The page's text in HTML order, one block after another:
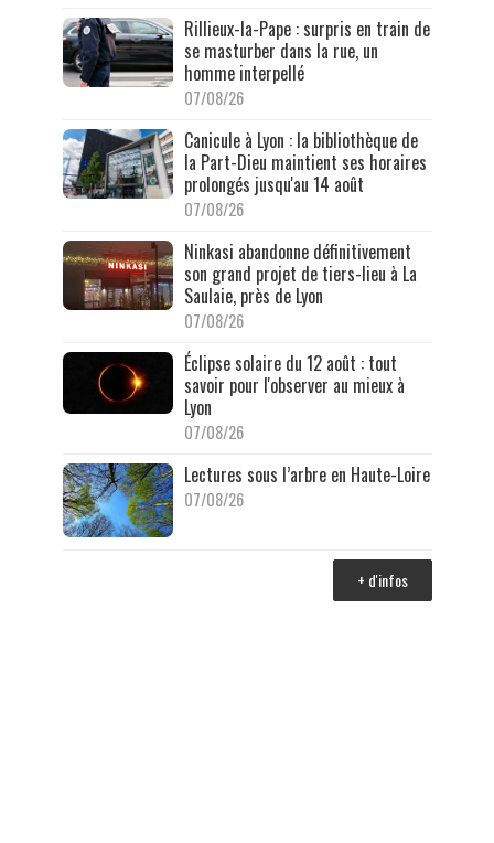
Rillieux-la-Pape : surpris en train de
se masturber dans la rue, un
homme interpellé
07/08/26
Canicule à Lyon : la bibliothèque de
la Part-Dieu maintient ses horaires
prolongés jusqu'au 14 août
07/08/26
Ninkasi abandonne définitivement
son grand projet de tiers-lieu à La
Saulaie, près de Lyon
07/08/26
Éclipse solaire du 12 août : tout
savoir pour l'observer au mieux à
Lyon
07/08/26
Lectures sous l’arbre en Haute-Loire
07/08/26
+ d'infos